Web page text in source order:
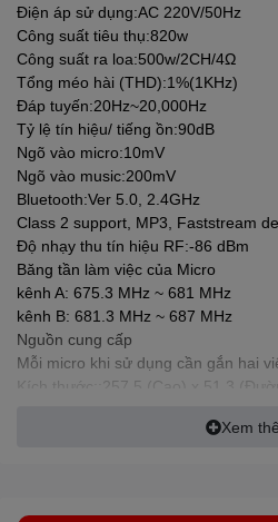
• Điều chỉnh âm lượng riêng biệt cho
chỉnh cho cả giọng nam và giọng nữ.
Điện áp sử dụng:AC 220V/50Hz
Công suất tiêu thụ:820w
Công suất ra loa:500w/2CH/4Ω
Tổng méo hài (THD):1%(1KHz)
Đáp tuyến:20Hz~20,000Hz
Tỷ lệ tín hiệu/ tiếng ồn:90dB
Ngõ vào micro:10mV
Ngõ vào music:200mV
Bluetooth:Ver 5.0, 2.4GHz
Class 2 support, MP3, Faststream
Độ nhạy thu tín hiệu RF:-86 dBm
Băng tần làm việc của Micro
kênh A: 675.3 MHz ~ 681 MHz
kênh B: 681.3 MHz ~ 687 MHz
Nguồn cung cấp
Mỗi micro khi sử dụng cần gắn hai
Kích thước::257.5 (Cao) x 51.3
Kích thước:420(R) x 139(C) xXem